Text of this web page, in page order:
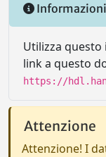
Informazioni
Utilizza
link a questo
https://
Attenzione
Attenzione! I